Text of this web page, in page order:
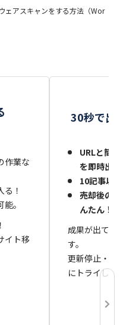
ェアスキャンをする方法（Wor
作業な
！
。
イト移
30秒で出
URLと簡
を即時出
10記事以
売却後の
んたん！
成果が出てい
す。
更新停止・閉
にトライして